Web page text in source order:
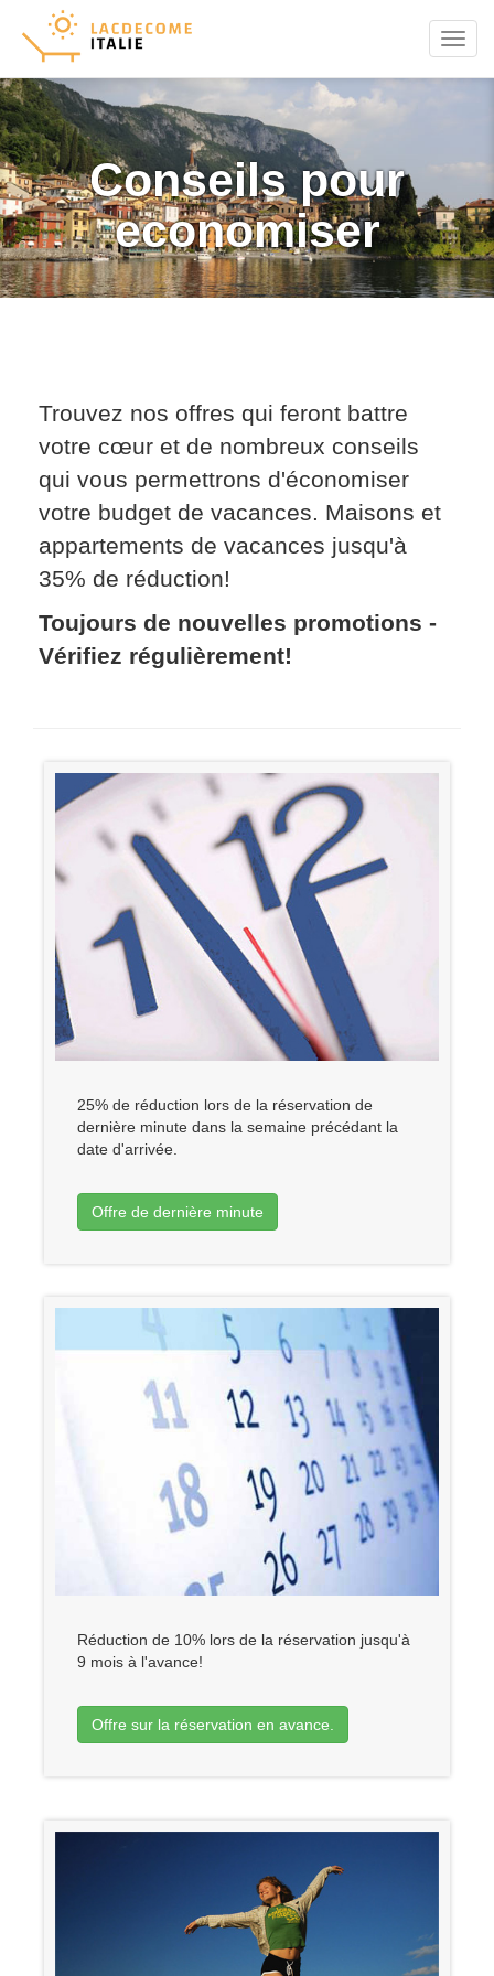
Menu
Conseils pour
economiser
Trouvez nos offres qui feront battre
votre cœur et de nombreux conseils
qui vous permettrons d'économiser
votre budget de vacances. Maisons et
appartements de vacances jusqu'à
35% de réduction!
Toujours de nouvelles promotions -
Vérifiez régulièrement!
25% de réduction lors de la réservation de
dernière minute dans la semaine précédant la
date d'arrivée.
Offre de dernière minute
Réduction de 10% lors de la réservation jusqu'à
9 mois à l'avance!
Offre sur la réservation en avance.